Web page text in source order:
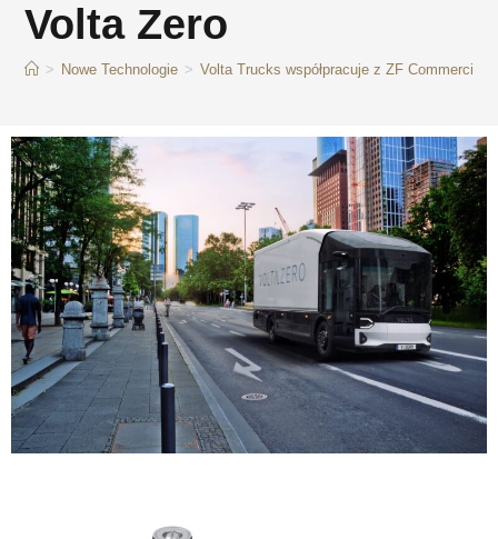
Volta Zero
> Nowe Technologie > Volta Trucks współpracuje z ZF Commercial